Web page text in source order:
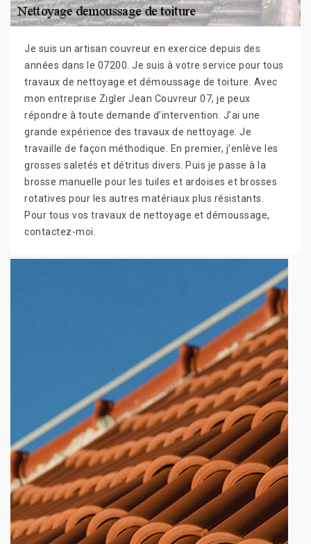
Je suis un artisan couvreur en exercice depuis des
années dans le 07200. Je suis à votre service pour tous
travaux de nettoyage et démoussage de toiture. Avec
mon entreprise Zigler Jean Couvreur 07, je peux
répondre à toute demande d’intervention. J’ai une
grande expérience des travaux de nettoyage. Je
travaille de façon méthodique. En premier, j’enlève les
grosses saletés et détritus divers. Puis je passe à la
brosse manuelle pour les tuiles et ardoises et brosses
rotatives pour les autres matériaux plus résistants.
Pour tous vos travaux de nettoyage et démoussage,
contactez-moi.